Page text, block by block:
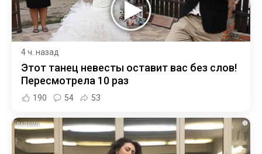
4 ч. назад
Этот танец невесты оставит вас без слов!
Пересмотрела 10 раз
190 54 53
i